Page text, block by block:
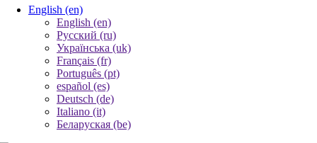
English (en)
English (en)
Русский (ru)
Українська (uk)
Français (fr)
Português (pt)
español (es)
Deutsch (de)
Italiano (it)
Беларуская (be)